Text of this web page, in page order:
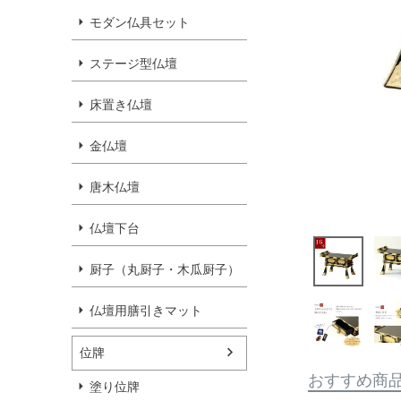
モダン仏具セット
ステージ型仏壇
床置き仏壇
金仏壇
唐木仏壇
仏壇下台
厨子（丸厨子・木瓜厨子）
仏壇用膳引きマット
位牌
塗り位牌 おすすめ商